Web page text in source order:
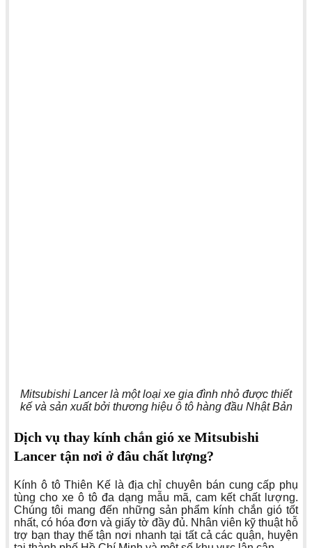
Mitsubishi Lancer là một loại xe gia đình nhỏ được thiết
kế và sản xuất bởi thương hiệu ô tô hàng đầu Nhật Bản
Dịch vụ thay kính chắn gió xe Mitsubishi
Lancer tận nơi ở đâu chất lượng?
Kính ô tô Thiên Kế là địa chỉ chuyên bán cung cấp phụ
tùng cho xe ô tô đa dạng mẫu mã, cam kết chất lượng.
Chúng tôi mang đến những sản phẩm kính chắn gió tốt
nhất, có hóa đơn và giấy tờ đầy đủ. Nhân viên kỹ thuật hỗ
trợ bạn thay thế tận nơi nhanh tại tất cả các quận, huyện